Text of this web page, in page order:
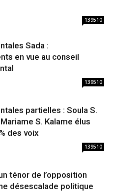
139510
Sada :
en vue au conseil
139510
partielles : Soula S.
S. Kalame élus
des voix
139510
ténor de l’opposition
désescalade politique